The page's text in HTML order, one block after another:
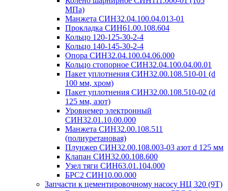
МПа)
Манжета СИН32.04.100.04.013-01
Прокладка СИН61.00.108.604
Кольцо 120-125-30-2-4
Кольцо 140-145-30-2-4
Опора СИН32.04.100.04.06.000
Кольцо стопорное СИН32.04.100.04.00.01
Пакет уплотнения СИН32.00.108.510-01 (d
100 мм, хром)
Пакет уплотнения СИН32.00.108.510-02 (d
125 мм, азот)
Уровнемер электронный
СИН32.01.10.00.000
Манжета СИН32.00.108.511
(полиуретановая)
Плунжер СИН32.00.108.003-03 азот d 125 мм
Клапан СИН32.00.108.600
Узел тяги СИН63.01.104.000
БРС2 СИН10.00.000
Запчасти к цементировочному насосу НЦ 320 (9Т)